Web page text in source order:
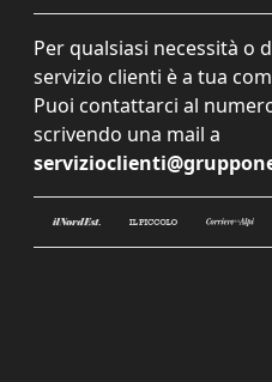
Per qualsiasi necessità o
servizio clienti è a tua
Puoi contattarci al
scrivendo una mail a